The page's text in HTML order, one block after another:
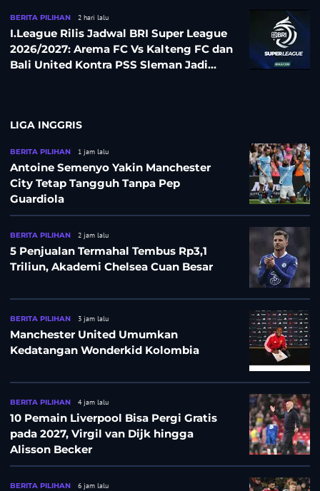
BERITA PILIHAN 2 hari lalu
I.League Rilis Jadwal BRI Super League
2026/2027: Arema FC Vs Kalteng FC dan
Bali United Kontra PSS Sleman Jadi
LIGA INGGRIS
BERITA PILIHAN 1 jam lalu
Antoine Semenyo Yakin Manchester
City Tetap Tangguh Tanpa Pep
Guardiola
BERITA PILIHAN 2 jam lalu
5 Penjualan Termahal Tembus Rp3,1
Triliun, Akademi Chelsea Cuan Besar
BERITA PILIHAN 3 jam lalu
Manchester United Umumkan
Kedatangan Wonderkid Kolombia
BERITA PILIHAN 4 jam lalu
10 Pemain Liverpool Bisa Pergi Gratis
pada 2027, Virgil van Dijk hingga
Alisson Becker
BERITA PILIHAN 6 jam lalu